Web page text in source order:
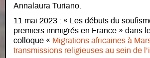
Annalaura Turiano.
11 mai 2023 : « Les débuts du
premiers immigrés en France » dans
colloque « Migrations africaines à
transmissions religieuses au sein de